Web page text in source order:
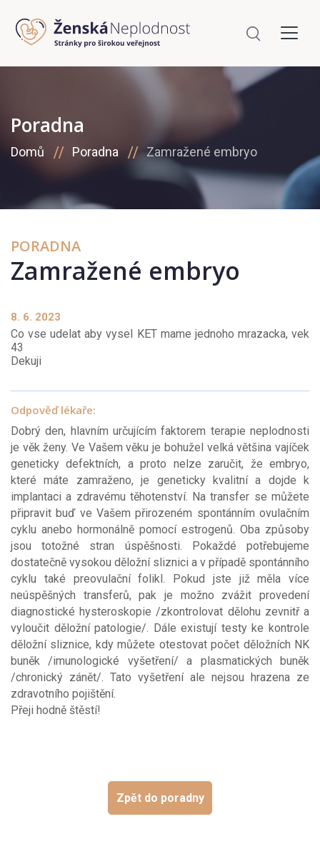
Poradna
Domů Poradna Zamražené embryo
PORADNA
Zamražené embryo
8. 6. 2023
Co vse udelat aby vysel KET mame jednoho mrazacka, vek
43
Dekuji
Odpověď lékaře:
Dobrý den, hlavním určujícím faktorem terapie neplodnosti
je věk ženy. Ve Vašem věku je bohužel velká většina vajíček
geneticky defektních, a proto nelze zaručit, že embryo,
které máte zamraženo, je geneticky kvalitní a dojde k
implantaci a zdravému těhotenství. Na transfer se můžete
připravit buď ve Vašem přirozeném spontánním ovulačním
cyklu anebo hormonálně pomocí estrogenů. Oba způsoby
jsou totožné stran úspěšnosti. Pokaždé potřebujeme
dostatečně vysokou děložní sliznici a v případě spontánního
cyklu také preovulační folikl. Pokud jste již měla více
neúspěšných transferů, pak je možno zvážit provedení
diagnostické hysteroskopie /zkontrolovat dělohu zevnitř a
vyloučit děložní patologie/. Dále existují testy ke kontrole
děložní sliznice, kdy můžete otestovat počet děložních NK
buněk /imunologické vyšetření/ a plasmatických buněk
/chronický zánět/. Tato vyšetření ale nejsou hrazena ze
zdravotního pojištění.
Přeji hodně štěstí!
Zpět do poradny